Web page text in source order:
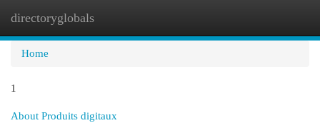
directoryglobals
Home
1
About Produits digitaux